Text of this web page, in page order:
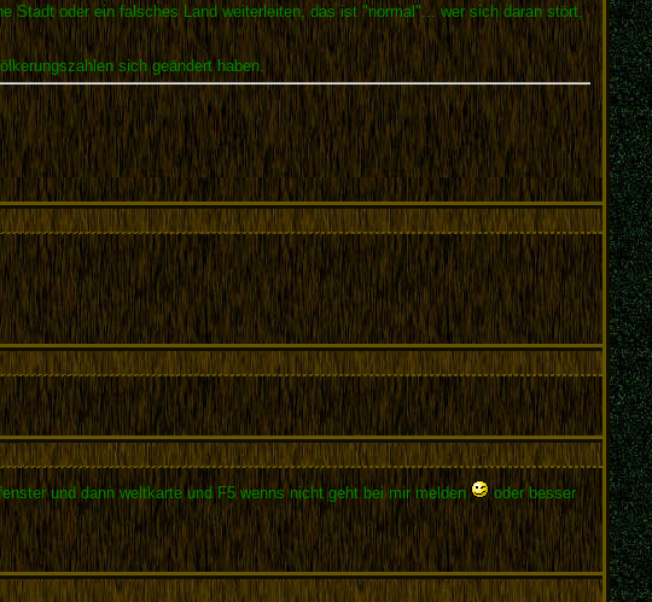
oder ein falsches Land weiterleiten, das ist "normal"... wer sich daran stört,
sich geändert haben.
und dann weltkarte und F5 wenns nicht geht bei mir melden
oder besser